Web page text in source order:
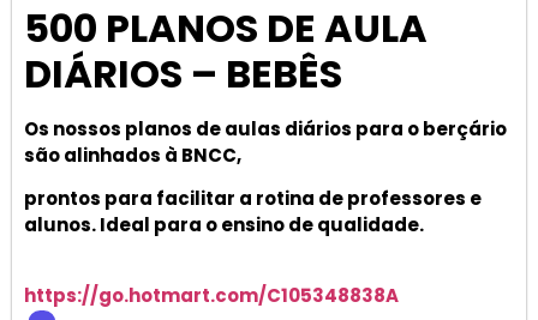
500 PLANOS DE AULA
DIÁRIOS – BEBÊS
Os nossos planos de aulas diários para o berçário
são alinhados à BNCC,
prontos para facilitar a rotina de professores e
alunos. Ideal para o ensino de qualidade.
https://go.hotmart.com/C105348838A